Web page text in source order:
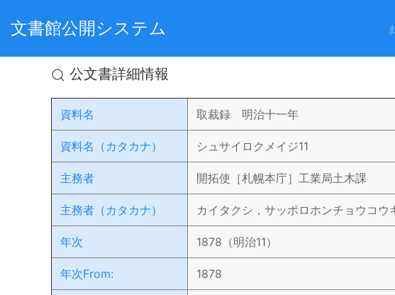
文書館公開システム
公文書詳細情報
資料名 取裁録 明治十一年
資料名（カタカナ） シュサイロクメイジ11
主務者 開拓使［札幌本庁］工業局土木課
主務者（カタカナ） カイタクシ，サッポロホンチョウコウ
年次 1878（明治11）
年次From: 1878